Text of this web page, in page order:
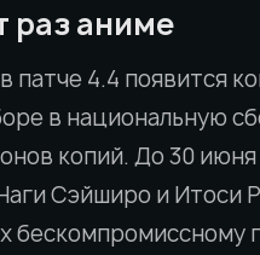
раз аниме
4.4 появится
в национальную
копий. До 30
Сэйширо и Итоси
бескомпромиссному